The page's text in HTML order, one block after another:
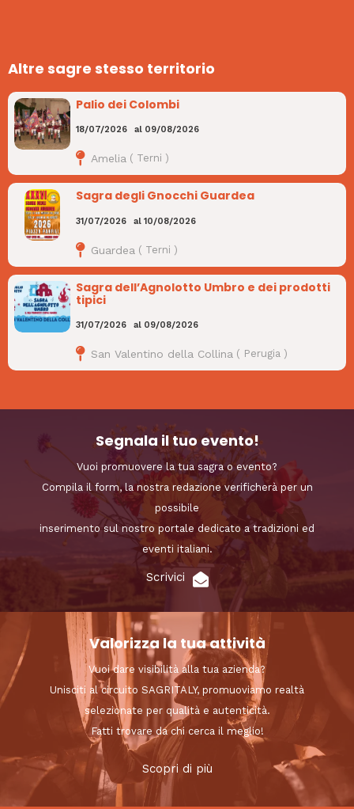
Altre sagre stesso territorio
Palio dei Colombi
18/07/2026 al 09/08/2026
Amelia ( Terni )
Sagra degli Gnocchi Guardea
31/07/2026 al 10/08/2026
Guardea ( Terni )
Sagra dell’Agnolotto Umbro e dei prodotti
tipici
31/07/2026 al 09/08/2026
San Valentino della Collina ( Perugia)
Segnala il tuo evento!
Vuoi promuovere la tua sagra o evento?
Compila il form, la nostra redazione verificherà per un
possibile
inserimento sul nostro portale dedicato a tradizioni ed
eventi italiani.
Scrivici
Valorizza la tua attività
Vuoi dare visibilità alla tua azienda?
Unisciti al circuito SAGRITALY, promuoviamo realtà
selezionate per qualità e autenticità.
Fatti trovare da chi cerca il meglio!
Scopri di più